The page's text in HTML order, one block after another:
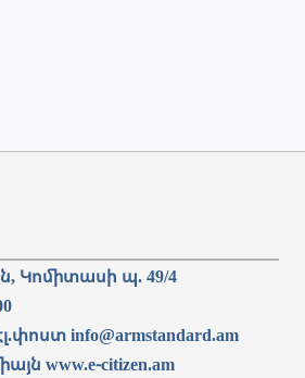
Կոմիտասի պ. 49/4
info@armstandard.am
www.e-citizen.am